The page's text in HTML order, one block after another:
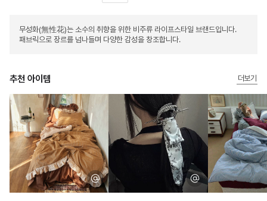
무성화(無性花)는 소수의 취향을 위한 비주류 라이프스타일 브랜드입니다.
패브릭으로 장르를 넘나들며 다양한 감성을 창조합니다.
추천 아이템 더보기